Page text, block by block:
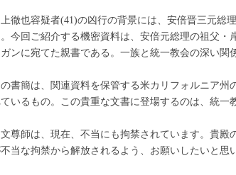
徹也容疑者(41)の凶行の背景には、安倍晋三元総
今回ご紹介する機密資料は、安倍元総理の祖父・
ンに宛てた親書である。一族と統一教会の深い
書簡は、関連資料を保管する米カリフォルニア
いるもの。この貴重な文書に登場するのは、統一
尊師は、現在、不当にも拘禁されています。貴
当な拘禁から解放されるよう、お願いしたいと思